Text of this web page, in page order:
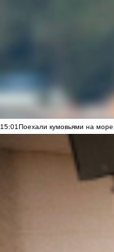
15:01Поехали кумовьями на